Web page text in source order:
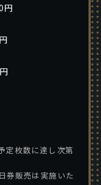
円
定枚数に達し次第
券販売は実施いた